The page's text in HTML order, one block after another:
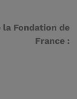
Fondation de
France :